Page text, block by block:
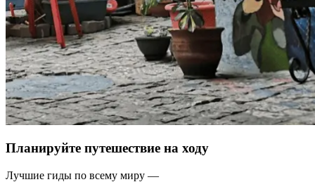
Планируйте путешествие на ходу
Лучшие гиды по всему миру —